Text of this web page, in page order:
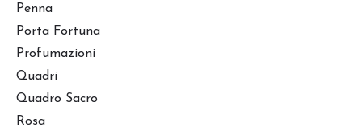
Penna
Porta Fortuna
Profumazioni
Quadri
Quadro Sacro
Rosa